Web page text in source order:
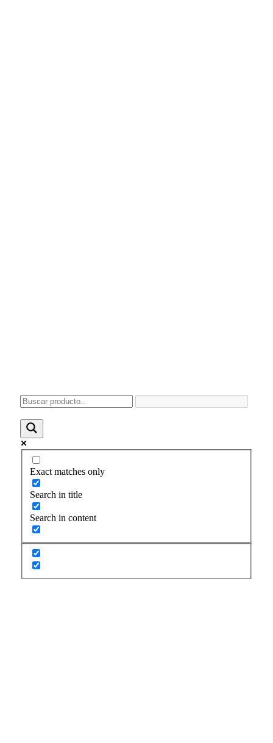
Exact matches only
Search in title
Search in content